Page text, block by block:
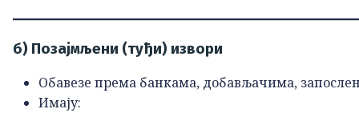
б) Позајмљени (туђи) извори
Обавезе према банкама, добављачима,
Имају: